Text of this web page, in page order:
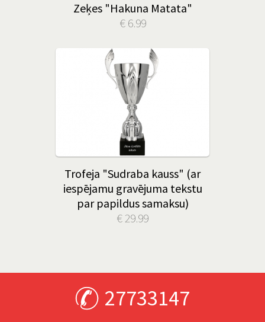
Zeķes "Hakuna Matata"
€ 6.99
Trofeja "Sudraba kauss" (ar
iespējamu gravējuma tekstu
par papildus samaksu)
€ 29.99
27733147